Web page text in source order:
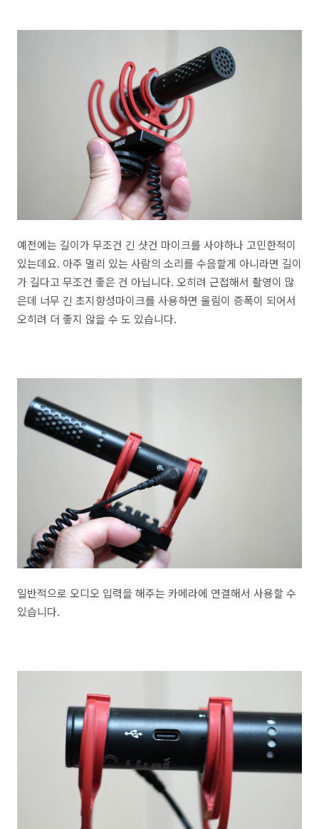
예전에는 길이가 무조건 긴 샷건 마이크를 사야하나 고민한적이
있는데요. 아주 멀리 있는 사람의 소리를 수음할게 아니라면 길이
가 길다고 무조건 좋은 건 아닙니다. 오히려 근접해서 촬영이 많
은데 너무 긴 초지향성마이크를 사용하면 울림이 증폭이 되어서
오히려 더 좋지 않을 수 도 있습니다.
일반적으로 오디오 입력을 해주는 카메라에 연결해서 사용할 수
있습니다.